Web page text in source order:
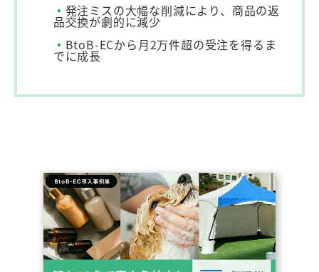
・ 発注ミスの大幅な削減により、商品の返
品交換が劇的に減少
・ BtoB-ECから月2万件超の受注を得るま
でに成長